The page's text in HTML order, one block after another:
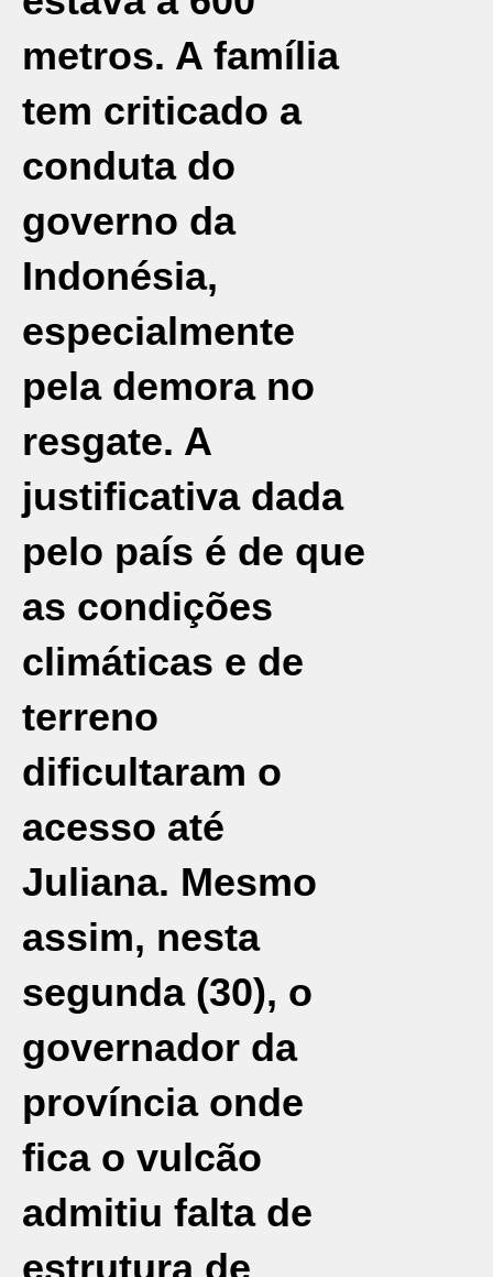
metros. A família
tem criticado a
conduta do
governo da
Indonésia,
especialmente
pela demora no
resgate. A
justificativa dada
pelo país é de que
as condições
climáticas e de
terreno
dificultaram o
acesso até
Juliana. Mesmo
assim, nesta
segunda (30), o
governador da
província onde
fica o vulcão
admitiu falta de
estrutura de